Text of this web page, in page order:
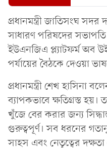
প্রধানমন্ত্রী জাতিসংঘ সদর
সাধারণ পরিষদের
ইউএনজিএ প্ল্যাটফর্ম অব
পর্যায়ের বৈঠকে দেওয়া
প্রধানমন্ত্রী শেখ হাসিনা
ব্যাপকভাবে ক্ষতিগ্রস্ত
খুঁজে বের করার জন্য
গুরুত্বপূর্ণ। সব ধরনের
সাহস এবং নেতৃত্বের দক্ষতা